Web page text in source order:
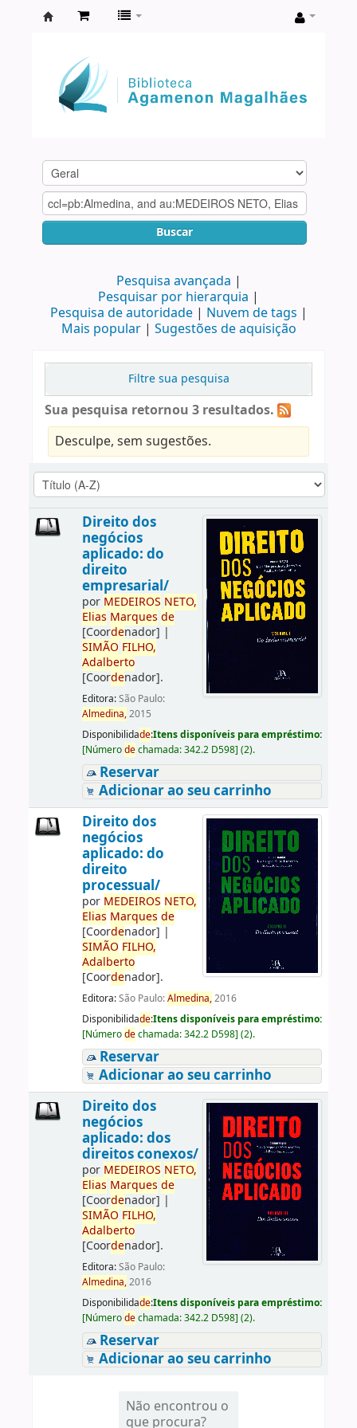
Agamenon
Magalhães
Buscar
Pesquisa avançada
Pesquisar por hierarquia
Pesquisa de autoridade
Nuvem de tags
Mais popular
Sugestões de aquisição
Filtre sua pesquisa
Sua pesquisa retornou 3 resultados.
Desculpe, sem sugestões.
Direito dos
negócios
aplicado: do
direito
empresarial/
por MEDEIROS NETO,
Elias Marques de
[Coordenador] |
SIMÃO FILHO,
Adalberto
[Coordenador].
Editora:São Paulo:
Almedina,2015
Disponibilidade:Itens disponíveis para empréstimo:
[Númerodechamada:342.2 D598] (2).
Reservar
Adicionar ao seu carrinho
Direito dos
negócios
aplicado: do
direito
processual/
por MEDEIROS NETO,
Elias Marques de
[Coordenador] |
SIMÃO FILHO,
Adalberto
[Coordenador].
Editora:São Paulo:Almedina,2016
Disponibilidade:Itens disponíveis para empréstimo:
[Númerodechamada:342.2 D598] (2).
Reservar
Adicionar ao seu carrinho
Direito dos
negócios
aplicado: dos
direitos conexos/
por MEDEIROS NETO,
Elias Marques de
[Coordenador] |
SIMÃO FILHO,
Adalberto
[Coordenador].
Editora:São Paulo:
Almedina,2016
Disponibilidade:Itens disponíveis para empréstimo:
[Númerodechamada:342.2 D598] (2).
Reservar
Adicionar ao seu carrinho
Não encontrou o
que procura?